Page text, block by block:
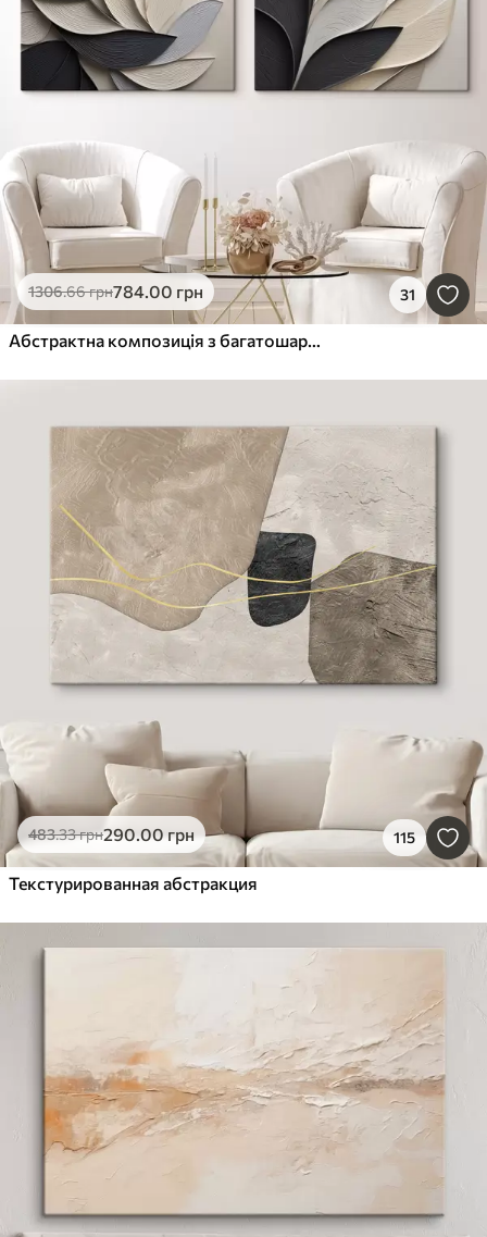
1306.66грн784.00 грн 31
Абстрактна композиція з багатошарового листя, вигнутих форм у чорному, білому та бежевому кольорах, фактурне мистецтво
483.33грн290.00грн 115
Текстурированная абстракция